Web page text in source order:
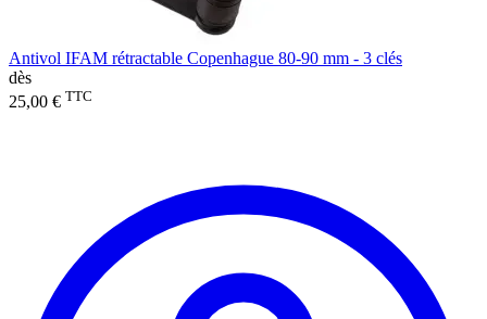
Antivol IFAM rétractable Copenhague 80-90 mm - 3 clés
dès
25,00 € TTC